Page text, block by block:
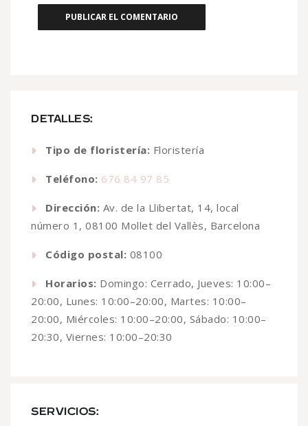
DETALLES:
Tipo de floristería: Floristería
Teléfono: 676 84 97 85
Dirección: Av. de la Llibertat, 14, local
número 1, 08100 Mollet del Vallès, Barcelona
Código postal: 08100
Horarios: Domingo: Cerrado, Jueves: 10:00–
20:00, Lunes: 10:00–20:00, Martes: 10:00–
20:00, Miércoles: 10:00–20:00, Sábado: 10:00–
20:30, Viernes: 10:00–20:30
SERVICIOS: